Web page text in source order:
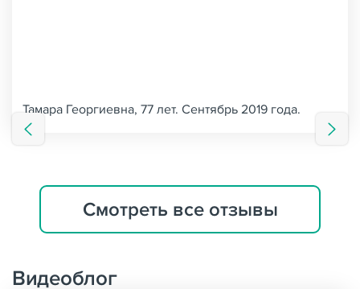
Тамара Георгиевна, 77 лет. Сентябрь 2019 года.
Смотреть все отзывы
Видеоблог